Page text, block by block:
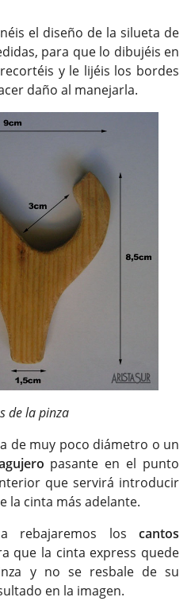
el diseño de la silueta de
para que lo dibujéis en
y le lijéis los bordes
daño al manejarla.
de la pinza
de muy poco diámetro o un
pasante en el punto
que servirá introducir
la cinta más adelante.
rebajaremos los cantos
que la cinta express quede
y no se resbale de su
en la imagen.